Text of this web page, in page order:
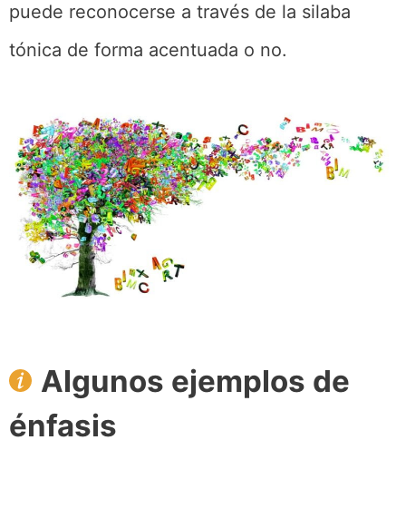
puede reconocerse a través de la silaba
tónica de forma acentuada o no.
Algunos ejemplos de
énfasis